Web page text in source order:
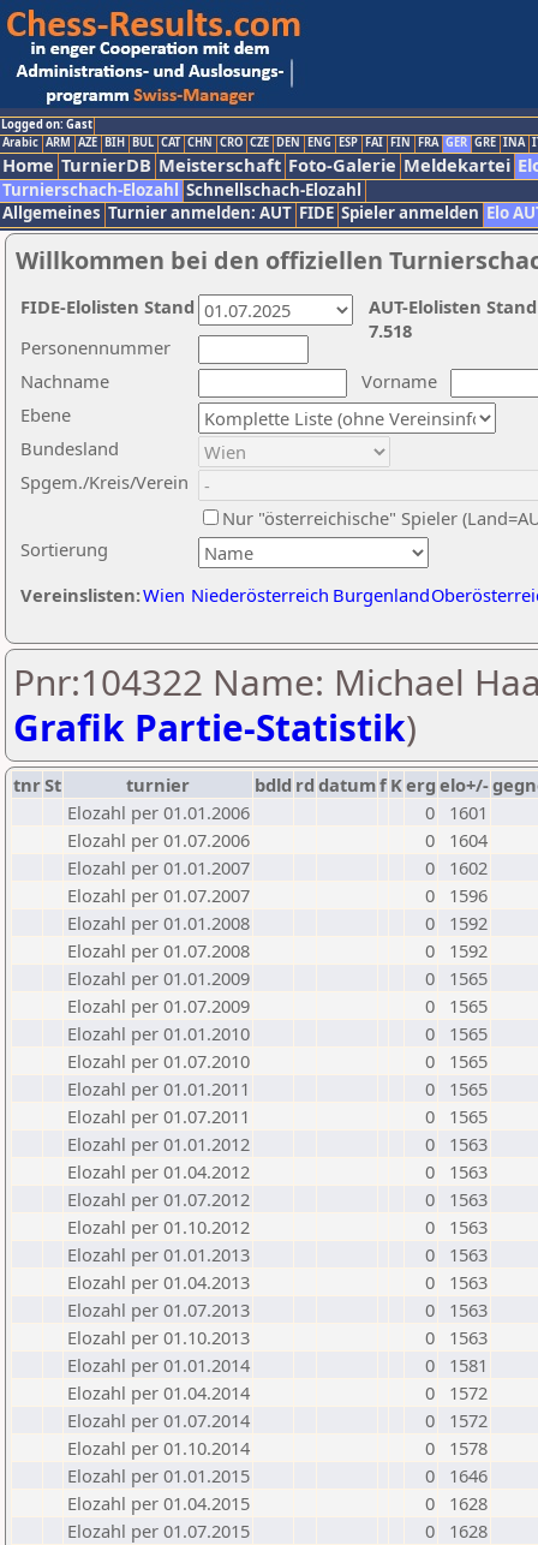
Logged on: Gast
Arabic ARM AZE BIH BUL CAT CHN CRO CZE DEN ENG ESP FAI FIN FRA GER GRE INA
Home TurnierDB Meisterschaft Foto-Galerie Meldekartei
Turnierschach-Elozahl Schnellschach-Elozahl
Allgemeines Turnier anmelden: AUT FIDE Spieler anmelden Elo
Willkommen bei den offiziellen
Nachname
Vorname
Ebene
Sortierung
Personennummer
Bundesland
Spgem./Kreis/Verein
Nur "österreichische" Spieler
Vereinslisten:Wien Niederösterreich Burgenland
AUT-Elolisten
7.518
FIDE-Elolisten Stand
Pnr:104322 Name: Michael
Grafik Partie-Statistik)
tnrSt turnier bdld rd datumf Kerg elo+/-
Elozahl per 01.01.2006
0
1601
Elozahl per 01.07.2006
0
1604
Elozahl per 01.01.2007
0
1602
Elozahl per 01.07.2007
0
1596
Elozahl per 01.01.2008
0
1592
Elozahl per 01.07.2008
0
1592
Elozahl per 01.01.2009
0
1565
Elozahl per 01.07.2009
0
1565
Elozahl per 01.01.2010
0
1565
Elozahl per 01.07.2010
0
1565
Elozahl per 01.01.2011
0
1565
Elozahl per 01.07.2011
0
1565
Elozahl per 01.01.2012
0
1563
Elozahl per 01.04.2012
0
1563
Elozahl per 01.07.2012
0
1563
Elozahl per 01.10.2012
0
1563
Elozahl per 01.01.2013
0
1563
Elozahl per 01.04.2013
0
1563
Elozahl per 01.07.2013
0
1563
Elozahl per 01.10.2013
0
1563
Elozahl per 01.01.2014
0
1581
Elozahl per 01.04.2014
0
1572
Elozahl per 01.07.2014
0
1572
Elozahl per 01.10.2014
0
1578
Elozahl per 01.01.2015
0
1646
Elozahl per 01.04.2015
0
1628
Elozahl per 01.07.2015
0
1628